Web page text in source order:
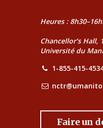
Heures :
Chancellor’s Hall,
Université du
1-855-415-
Faire un